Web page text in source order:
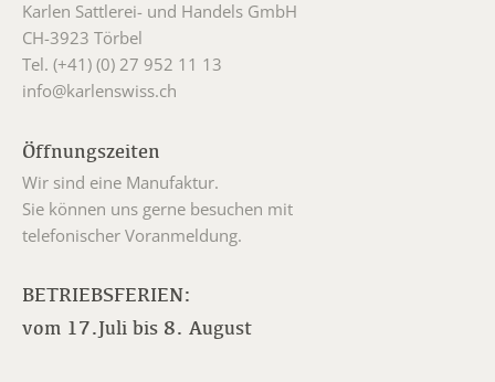
Karlen Sattlerei- und Handels GmbH
CH-3923 Törbel
Tel. (+41) (0) 27 952 11 13
info@karlenswiss.ch
Öffnungszeiten
Wir sind eine Manufaktur.
Sie können uns gerne besuchen mit
telefonischer Voranmeldung.
BETRIEBSFERIEN:
vom 17.Juli bis 8. August